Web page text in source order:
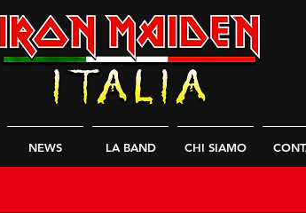
NEWS LA BAND CHI SIAMO